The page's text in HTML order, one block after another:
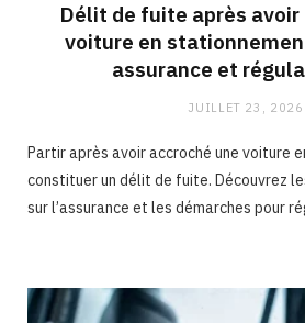
Délit de fuite après avoir
voiture en
assurance et
JUILLET 23, 2026
Partir après avoir accroché une voiture
constituer un délit de fuite. Découvrez
sur l’assurance et les démarches pour